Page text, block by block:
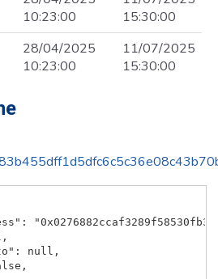
10:23:00
15:30:00
28/04/2025
10:23:00
11/07/2025
15:30:00
null,